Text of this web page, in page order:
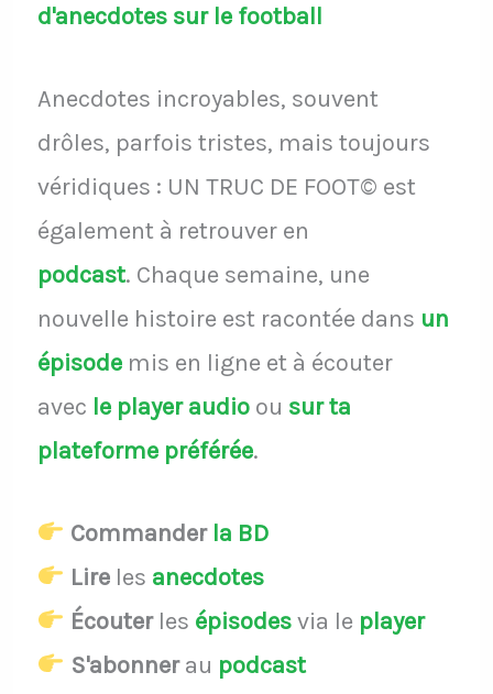
d'anecdotes sur le football
Anecdotes incroyables, souvent
drôles, parfois tristes, mais toujours
véridiques : UN TRUC DE FOOT© est
également à retrouver en
podcast. Chaque semaine, une
nouvelle histoire est racontée dans un
épisodemis en ligne et à écouter
avec le player audio ou sur ta
plateforme préférée.
Commander la BD
Lireles anecdotes
Écouterles épisodesvia le player
S'abonnerau podcast